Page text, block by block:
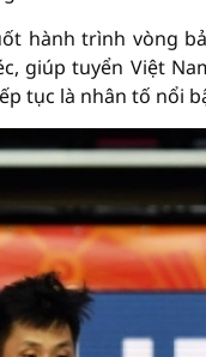
hành trình vòng
giúp tuyển Việt
tục là nhân tố nổi